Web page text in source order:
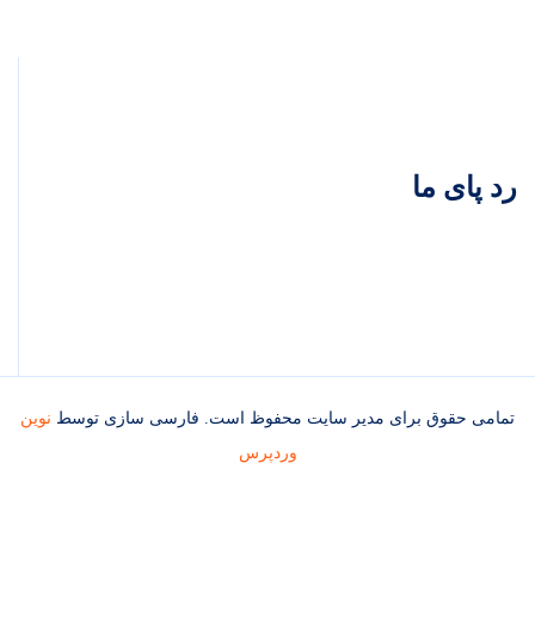
رد پای ما
تمامی حقوق برای مدیر سایت محفوظ است. فارسی سازی توسطنوین
وردپرس